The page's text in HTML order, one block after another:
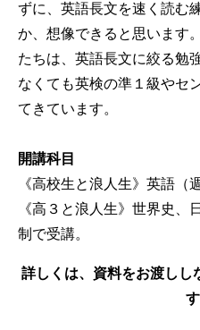
ずに、英語長文を速く読む
か、想像できると思います
たちは、英語長文に絞る勉
なくても英検の準１級やセ
てきています。
開講科目
《高校生と浪人生》英語（
《高３と浪人生》世界史、
制で受講。
詳しくは、 資料をお渡しし
す